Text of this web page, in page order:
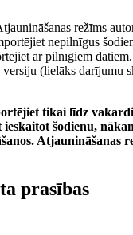
režīms
nepilnīgus
ar pilnīgiem
(lielāks darījumu
tikai līdz
šodienu,
Atjaunināšanas
prasības